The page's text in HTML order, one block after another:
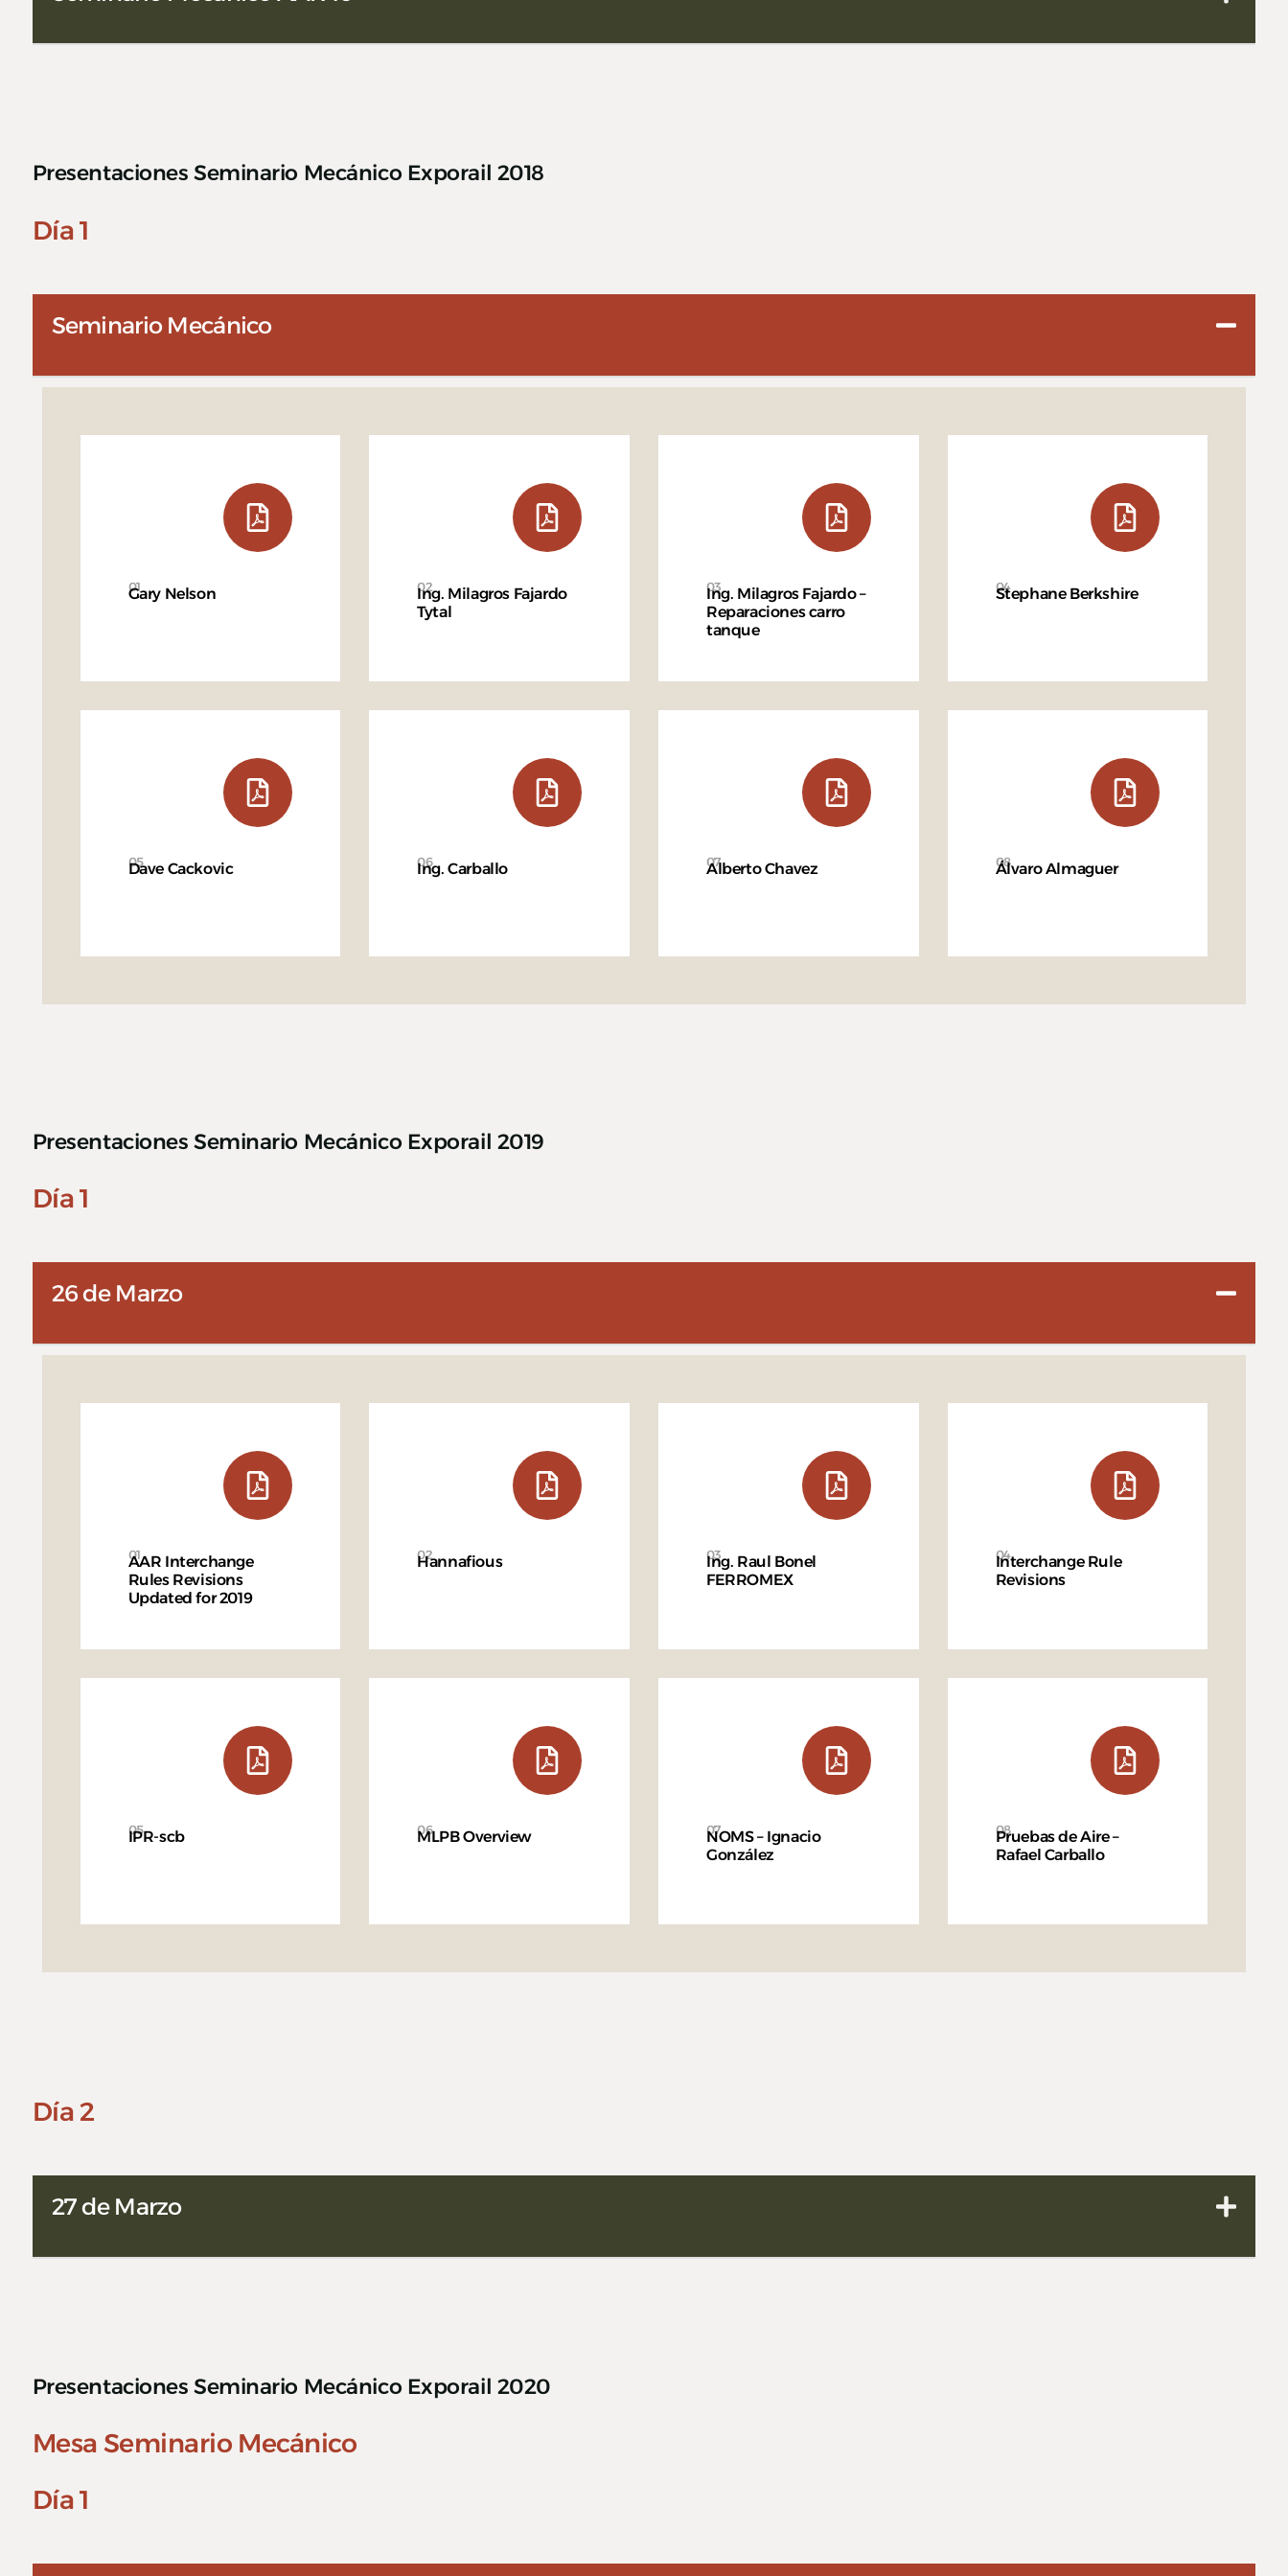
Presentaciones Seminario Mecánico Exporail 2018
Día 1
Seminario Mecánico
01
Gary Nelson 02
Ing. Milagros Fajardo
Tytal
03
Ing. Milagros Fajardo –
Reparaciones carro
tanque
04
Stephane Berkshire
05
Dave Cackovic 06
Ing. Carballo 07
Alberto Chavez 08
Álvaro Almaguer
Presentaciones Seminario Mecánico Exporail 2019
Día 1
26 de Marzo
01
AAR Interchange
Rules Revisions
Updated for 2019
02
Hannafious 03
Ing. Raul Bonel
FERROMEX
04
Interchange Rule
Revisions
05
IPR-scb 06
MLPB Overview 07
NOMS – Ignacio
González
08
Pruebas de Aire –
Rafael Carballo
Día 2
27 de Marzo
Presentaciones Seminario Mecánico Exporail 2020
Mesa Seminario Mecánico
Día 1